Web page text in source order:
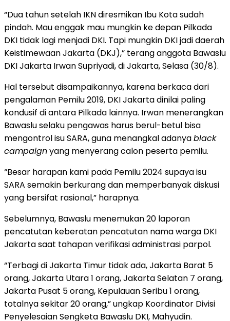
“Dua tahun setelah IKN diresmikan Ibu Kota sudah
pindah. Mau enggak mau mungkin ke depan Pilkada
DKI tidak lagi menjadi DKI. Tapi mungkin DKI jadi daerah
Keistimewaan Jakarta (DKJ),” terang anggota Bawaslu
DKI Jakarta Irwan Supriyadi, di Jakarta, Selasa (30/8).
Hal tersebut disampaikannya, karena berkaca dari
pengalaman Pemilu 2019, DKI Jakarta dinilai paling
kondusif di antara Pilkada lainnya. Irwan menerangkan
Bawaslu selaku pengawas harus berul-betul bisa
mengontrol isu SARA, guna menangkal adanyablack
campaignyang menyerang calon peserta pemilu.
“Besar harapan kami pada Pemilu 2024 supaya isu
SARA semakin berkurang dan memperbanyak diskusi
yang bersifat rasional,” harapnya.
Sebelumnya, Bawaslu menemukan 20 laporan
pencatutan keberatan pencatutan nama warga DKI
Jakarta saat tahapan verifikasi administrasi parpol.
“Terbagi di Jakarta Timur tidak ada, Jakarta Barat 5
orang, Jakarta Utara 1 orang, Jakarta Selatan 7 orang,
Jakarta Pusat 5 orang, Kepulauan Seribu 1 orang,
totalnya sekitar 20 orang,” ungkap Koordinator Divisi
Penyelesaian Sengketa Bawaslu DKI, Mahyudin.